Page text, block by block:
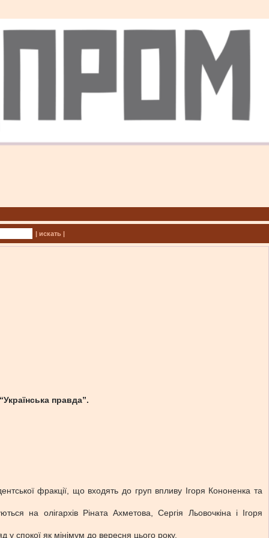
| искать |
правда”.
фракції, що входять до груп впливу Ігоря Кононенка та
на олігархів Ріната Ахметова, Сергія Льовочкіна і Ігоря
спокої як мінімум до вересня цього року.